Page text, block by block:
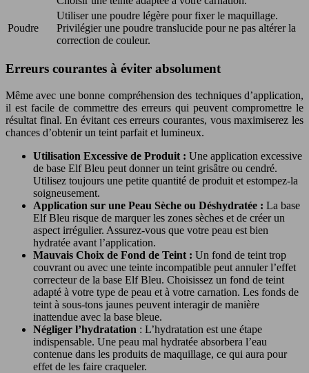
Poudre
Utiliser une poudre légère pour fixer le maquillage.
Privilégier une poudre translucide pour ne pas altérer la
correction de couleur.
Erreurs courantes à éviter absolument
Même avec une bonne compréhension des techniques d’application,
il est facile de commettre des erreurs qui peuvent compromettre le
résultat final. En évitant ces erreurs courantes, vous maximiserez les
chances d’obtenir un teint parfait et lumineux.
Utilisation Excessive de Produit : Une application excessive
de base Elf Bleu peut donner un teint grisâtre ou cendré.
Utilisez toujours une petite quantité de produit et estompez-la
soigneusement.
Application sur une Peau Sèche ou Déshydratée : La base
Elf Bleu risque de marquer les zones sèches et de créer un
aspect irrégulier. Assurez-vous que votre peau est bien
hydratée avant l’application.
Mauvais Choix de Fond de Teint : Un fond de teint trop
couvrant ou avec une teinte incompatible peut annuler l’effet
correcteur de la base Elf Bleu. Choisissez un fond de teint
adapté à votre type de peau et à votre carnation. Les fonds de
teint à sous-tons jaunes peuvent interagir de manière
inattendue avec la base bleue.
Négliger l’hydratation : L’hydratation est une étape
indispensable. Une peau mal hydratée absorbera l’eau
contenue dans les produits de maquillage, ce qui aura pour
effet de les faire craqueler.